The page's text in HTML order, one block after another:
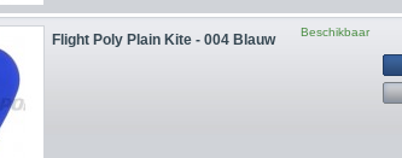
Beschikbaar
Flight Poly Plain Kite - 004 Blauw